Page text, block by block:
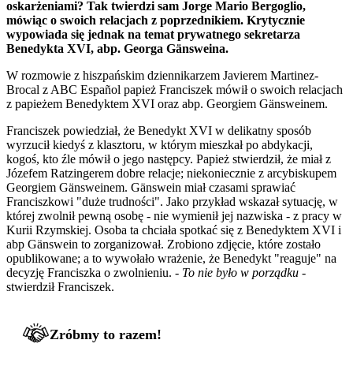
oskarżeniami? Tak twierdzi sam Jorge Mario Bergoglio,
mówiąc o swoich relacjach z poprzednikiem. Krytycznie
wypowiada się jednak na temat prywatnego sekretarza
Benedykta XVI, abp. Georga Gänsweina.
W rozmowie z hiszpańskim dziennikarzem Javierem Martinez-
Brocal z ABC Español papież Franciszek mówił o swoich relacjach
z papieżem Benedyktem XVI oraz abp. Georgiem Gänsweinem.
Franciszek powiedział, że Benedykt XVI w delikatny sposób
wyrzucił kiedyś z klasztoru, w którym mieszkał po abdykacji,
kogoś, kto źle mówił o jego następcy. Papież stwierdził, że miał z
Józefem Ratzingerem dobre relacje; niekoniecznie z arcybiskupem
Georgiem Gänsweinem. Gänswein miał czasami sprawiać
Franciszkowi "duże trudności". Jako przykład wskazał sytuację, w
której zwolnił pewną osobę - nie wymienił jej nazwiska - z pracy w
Kurii Rzymskiej. Osoba ta chciała spotkać się z Benedyktem XVI i
abp Gänswein to zorganizował. Zrobiono zdjęcie, które zostało
opublikowane; a to wywołało wrażenie, że Benedykt "reaguje" na
decyzję Franciszka o zwolnieniu. - To nie było w porządku -
stwierdził Franciszek.
Zróbmy to razem!